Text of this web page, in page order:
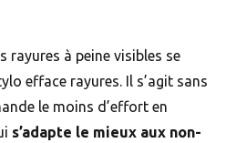
rayures à peine visibles se
efface rayures. Il s’agit sans
le moins d’effort en
s’adapte le mieux aux non-